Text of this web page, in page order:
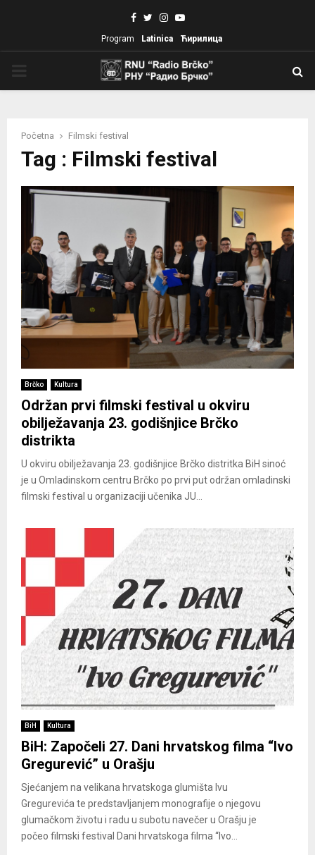
Facebook
TwitterInstagram
Youtube
Program Latinica Ћирилица
Početna Filmski festival
Tag : Filmski festival
Brčko Kultura
Održan prvi filmski festival u okviru
obilježavanja 23. godišnjice Brčko
distrikta
U okviru obilježavanja 23. godišnjice Brčko distritka BiH sinoć
je u Omladinskom centru Brčko po prvi put održan omladinski
filmski festival u organizaciji učenika JU...
BiH Kultura
BiH: Započeli 27. Dani hrvatskog filma “Ivo
Gregurević” u Orašju
Sjećanjem na velikana hrvatskoga glumišta Ivu
Gregurevića te predstavljanjem monografije o njegovu
glumačkom životu i radu u subotu navečer u Orašju je
počeo filmski festival Dani hrvatskoga filma “Ivo...